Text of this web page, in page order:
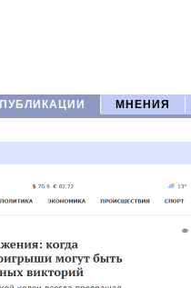
ПУБЛИКАЦИИ МНЕНИЯ